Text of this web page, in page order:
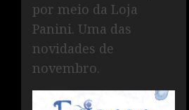
por meio da Loja
Panini. Uma das
novidades de
novembro.